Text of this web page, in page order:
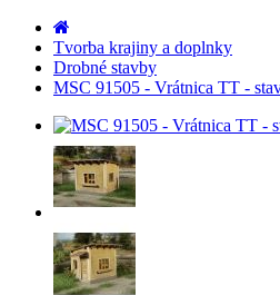
Tvorba krajiny a doplnky
Drobné stavby
MSC 91505 - Vrátnica TT -